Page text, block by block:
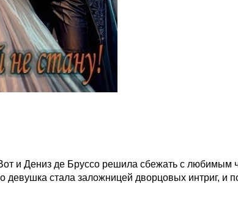
и Дениз де Бруссо решила сбежать с любимым
девушка стала заложницей дворцовых интриг, и